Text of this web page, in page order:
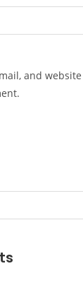
and